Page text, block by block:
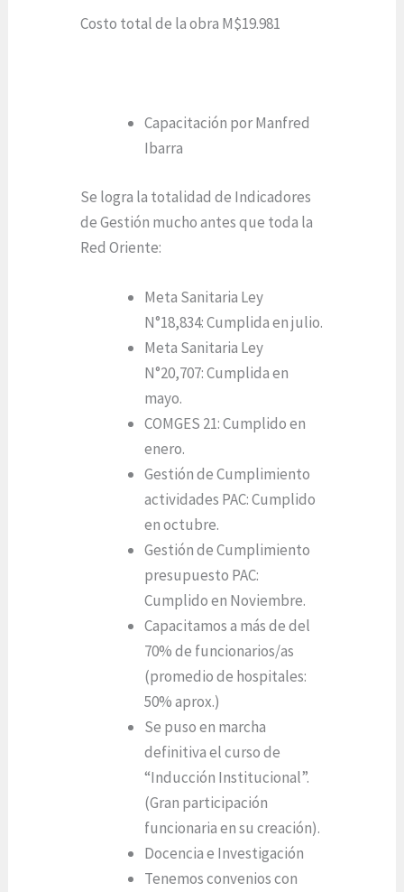
Costo total de la obra M$19.981
Capacitación por Manfred
Ibarra
Se logra la totalidad de Indicadores
de Gestión mucho antes que toda la
Red Oriente:
Meta Sanitaria Ley
N°18,834: Cumplida en julio.
Meta Sanitaria Ley
N°20,707: Cumplida en
mayo.
COMGES 21: Cumplido en
enero.
Gestión de Cumplimiento
actividades PAC: Cumplido
en octubre.
Gestión de Cumplimiento
presupuesto PAC:
Cumplido en Noviembre.
Capacitamos a más de del
70% de funcionarios/as
(promedio de hospitales:
50% aprox.)
Se puso en marcha
definitiva el curso de
“Inducción Institucional”.
(Gran participación
funcionaria en su creación).
Docencia e Investigación
Tenemos convenios con